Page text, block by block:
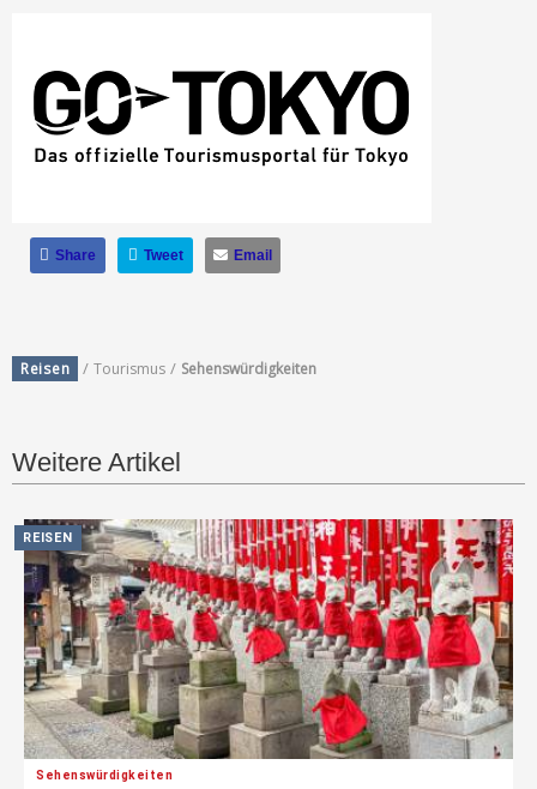
Share Tweet Email
Reisen / Tourismus / Sehenswürdigkeiten
Weitere Artikel
REISEN
Sehenswürdigkeiten